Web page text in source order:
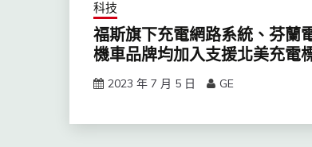
科技
福斯旗下充電網路系統、芬蘭
機車品牌均加入支援北美充電
2023 年 7 月 5 日 GE